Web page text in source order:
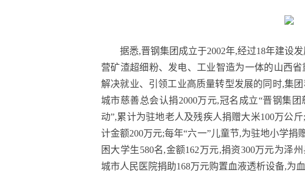
据悉,晋钢集团成立于2002年,经过18年建设
营矿渣超细粉、发电、工业智造为一体的山西
解决就业、引领工业高质量转型发展的同时,集
城市慈善总会认捐2000万元,冠名成立“晋钢集
动”,累计为驻地老人及残疾人捐赠大米100万公
计金额200万元;每年“六一”儿童节,为驻地小学捐
困大学生580名,金额162万元,捐资300万元为泽
城市人民医院捐助168万元购置血液透析设备,为